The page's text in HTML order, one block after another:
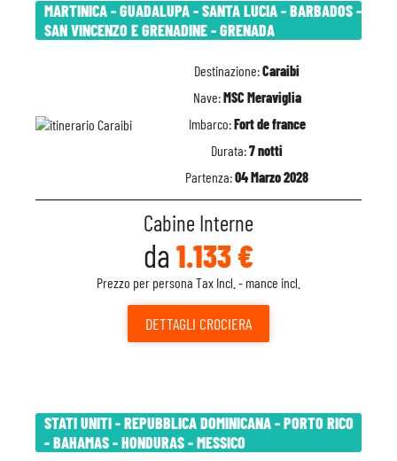
MARTINICA - GUADALUPA - SANTA LUCIA - BARBADOS -
SAN VINCENZO E GRENADINE - GRENADA
Destinazione:Caraibi
Nave:MSC Meraviglia
Imbarco:Fort de france
Durata:7 notti
Partenza:04 Marzo 2028
Cabine Interne
da 1.133 €
Prezzo per persona Tax Incl. - mance incl.
DETTAGLI CROCIERA
STATI UNITI - REPUBBLICA DOMINICANA - PORTO RICO
- BAHAMAS - HONDURAS - MESSICO